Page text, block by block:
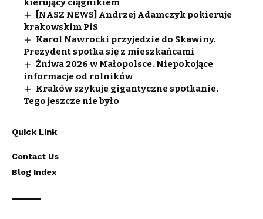
kierujący ciągnikiem
[NASZ NEWS] Andrzej Adamczyk pokieruje
krakowskim PiS
Karol Nawrocki przyjedzie do Skawiny.
Prezydent spotka się z mieszkańcami
Żniwa 2026 w Małopolsce. Niepokojące
informacje od rolników
Kraków szykuje gigantyczne spotkanie.
Tego jeszcze nie było
Quick Link
Contact Us
Blog Index